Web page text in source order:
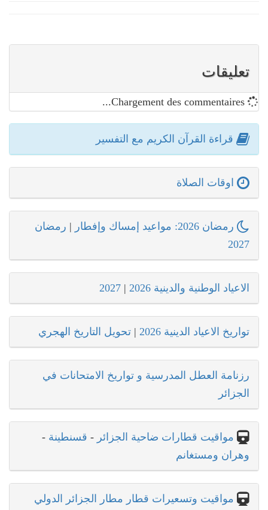
تعليقات
قراءة القرآن الكريم مع التفسير
اوقات الصلاة
رمضان 2026: مواعيد إمساك وإفطار | رمضان
2027
الاعياد الوطنية والدينية 2026 |
2027
تواريخ الاعياد الدينية 2026 | تحويل التاريخ الهجري
رزنامة العطل المدرسية و تواريخ الامتحانات في
الجزائر
مواقيت قطارات ضاحية الجزائر - قسنطينة -
وهران ومستغانم
مواقيت وتسعيرات قطار مطار الجزائر الدولي